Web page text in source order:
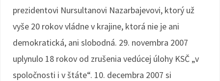
prezidentovi Nursultanovi Nazarbajevovi, ktorý už
vyše 20 rokov vládne v krajine, ktorá nie je ani
demokratická, ani slobodná. 29. novembra 2007
uplynulo 18 rokov od zrušenia vedúcej úlohy KSČ „v
spoločnosti i v štáte“. 10. decembra 2007 si